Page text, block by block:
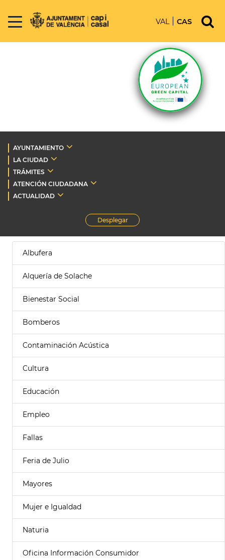
VAL CAS
AYUNTAMIENTO
LA CIUDAD
TRÁMITES
ATENCIÓN CIUDADANA
ACTUALIDAD
Desplegar
Albufera
Alquería de Solache
Bienestar Social
Bomberos
Contaminación Acústica
Cultura
Educación
Empleo
Fallas
Feria de Julio
Mayores
Mujer e Igualdad
Naturia
Oficina Información Consumidor